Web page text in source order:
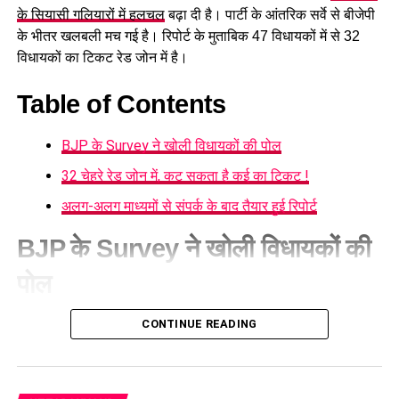
के सियासी गलियारों में हलचलबढ़ा दी है। पार्टी के आंतरिक सर्वे से बीजेपी
के भीतर खलबली मच गई है। रिपोर्ट के मुताबिक 47 विधायकों में से 32
विधायकों का टिकट रेड जोन में है।
Table of Contents
BJP के Survey ने खोली विधायकों की पोल
32 चेहरे रेड जोन में, कट सकता है कई का टिकट !
अलग-अलग माध्यमों से संपर्क के बाद तैयार हुई रिपोर्ट
BJP के Survey ने खोली विधायकों की
बीजेपी के आंतरिक सर्वे के बारे में सूत्रों से मिली जानकारी के मुताबिक इन
विधायकों की परर्फॉर्मेंस पर स्थानीय जनता ने गहरी नाराजगी जताई है जो कि
पार्टी के लिए खतरे की घंटी से कम नहीं है। पार्टी सत्ता की हैट्रिक के रास्ते
CONTINUE READING